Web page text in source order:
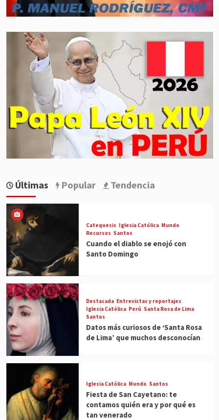
Últimas Popular Tendencia
Catequesis Iglesia Católica Mundo
Recursos Santos
Cuando el diablo se enojó con
Santo Domingo
Destacada Entrevistas y reportajes
Iglesia Católica Perú Santa Rosa de Lima
Santos
Datos más curiosos de ‘Santa Rosa
de Lima’ que muchos desconocían
Iglesia Católica Mundo Santos
Fiesta de San Cayetano: te
contamos quién era y por qué es
tan venerado